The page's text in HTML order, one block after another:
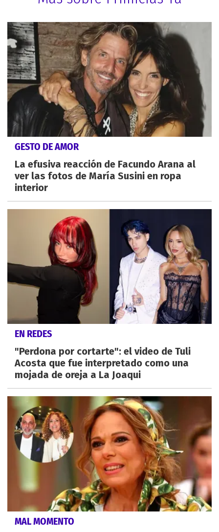
GESTO DE AMOR
La efusiva reacción de Facundo Arana al
ver las fotos de María Susini en ropa
interior
EN REDES
"Perdona por cortarte": el video de Tuli
Acosta que fue interpretado como una
mojada de oreja a La Joaqui
MAL MOMENTO